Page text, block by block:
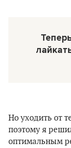
Но уходить от
поэтому я
оптимальным